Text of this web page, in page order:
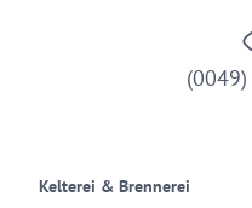
Kelterei & Brennerei